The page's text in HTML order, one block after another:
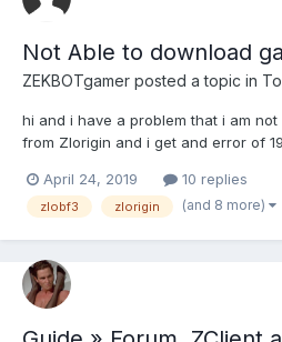
Not Able to download
ZEKBOTgamer posted a topic in
hi and i have a problem that i am
from Zlorigin and i get and error of
April 24, 2019
10 replies
zlobf3 zlorigin (and 8 more)